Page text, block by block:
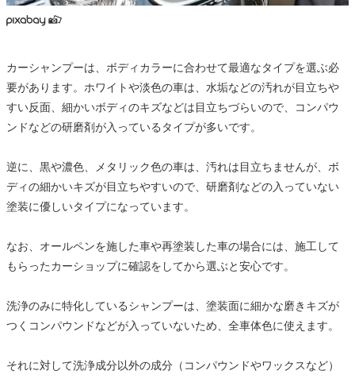
カーシャンプーは、ボディカラーに合わせて最適なタイプを選ぶ必
要があります。ホワイトや淡色の車は、水垢などの汚れが目立ちや
すい反面、細かいボディのキズなどは目立ちづらいので、コンパウ
ンドなどの研磨剤が入っているタイプが多いです。
逆に、黒や濃色、メタリック色の車は、汚れは目立ちませんが、ボ
ディの細かいキズが目立ちやすいので、研磨剤などの入っていない
塗装に優しいタイプになっています。
なお、オールペンを施した車や再塗装した車の場合には、施工して
もらったカーショップに確認をしてから選ぶと安心です。
洗浄のみに特化しているシャンプーは、塗装面に細かな磨きキズが
つくコンパウンドなどが入っていないため、全車体色に使えます。
それに対して洗浄成分以外の成分（コンパウンドやワックスなど）